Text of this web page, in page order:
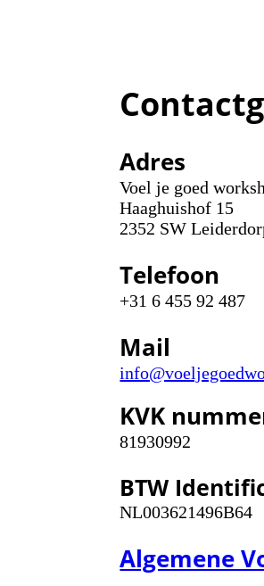
Adres
Voel je goed
Haaghuishof 15
2352 SW
Telefoon
+31 6 455 92 487
Mail
KVK
81930992
BTW
NL003621496B64
Algemene